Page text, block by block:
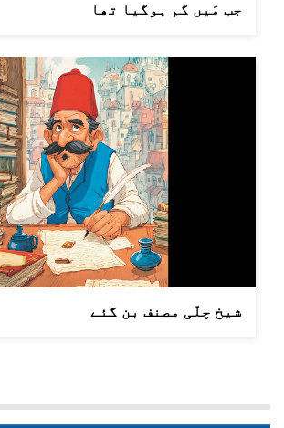
جب مَیں گم ہوگیا تھا
شیخ چلّی مصنف بن گئے